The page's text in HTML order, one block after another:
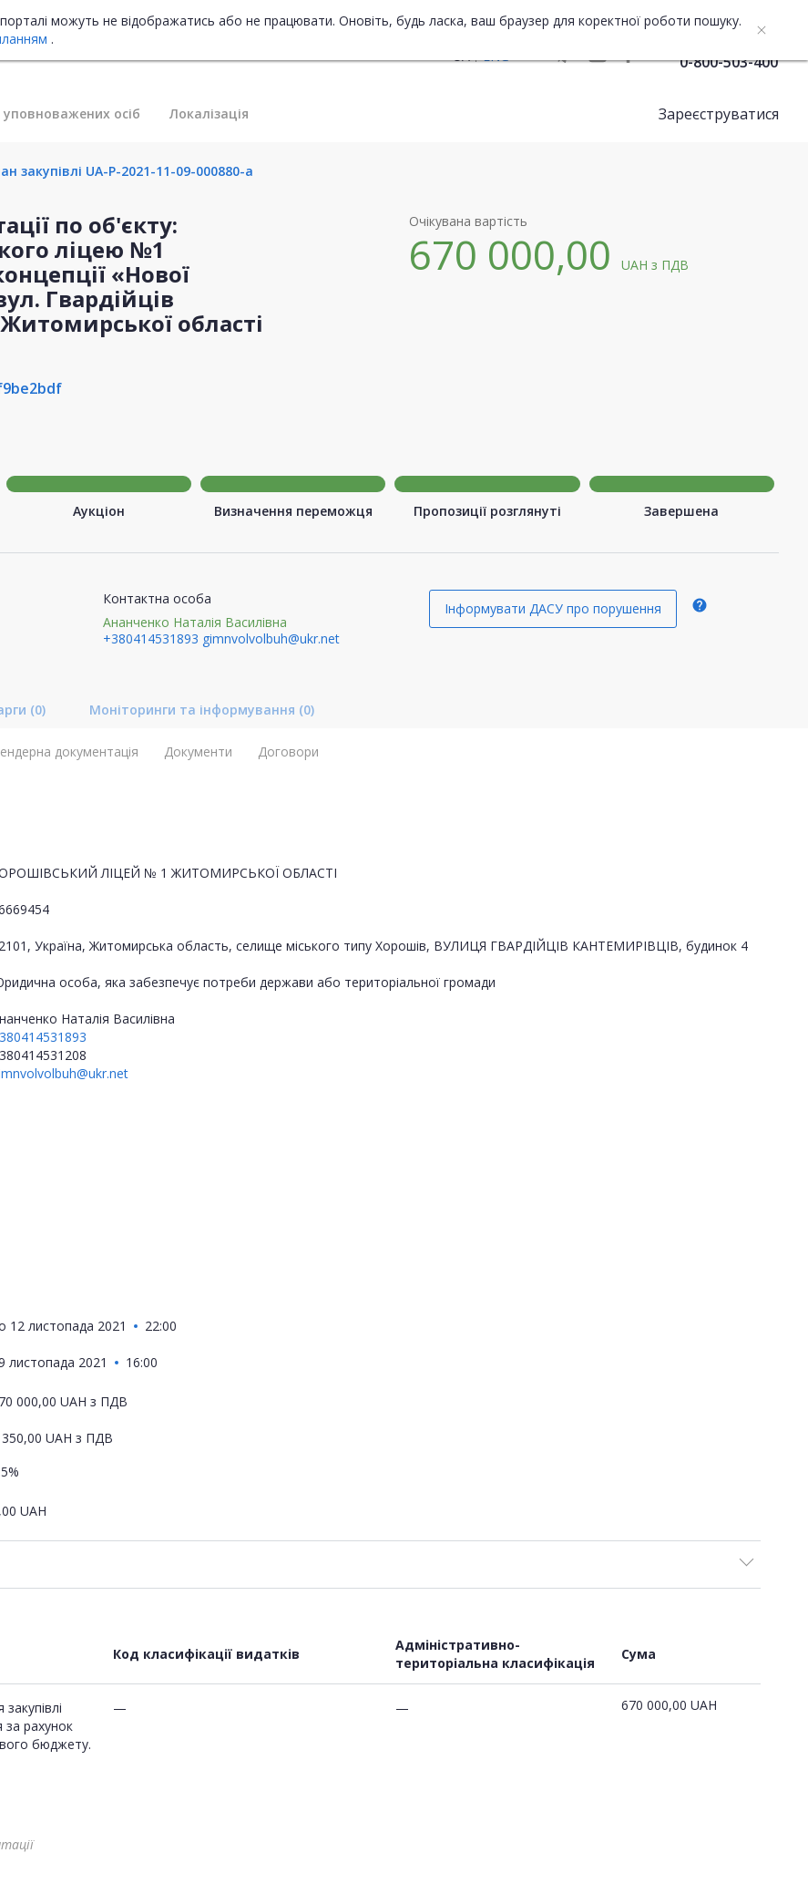
можуть не відображатись або не працювати. Оновіть, будь ласка, ваш браузер для коректної роботи пошуку.
.
UA
ENG 0-800-503-400
осіб Локалізація Зареєструватися
закупівлі UA-P-2021-11-09-000880-a
по об'єкту:
ліцею №1
«Нової
Гвардійців
області
Очікувана вартість
670 000,00UAHз ПДВ
Аукціон Визначення переможця Пропозиції розглянуті Завершена
Контактна особа
Ананченко Наталія Василівна
+380414531893 gimnvolvolbuh@ukr.net
Інформувати ДАСУ про порушення help
(0) Моніторинги та інформування (0)
документація Документи Договори
ЛІЦЕЙ № 1 ЖИТОМИРСЬКОЇ ОБЛАСТІ
Україна, Житомирська область, селище міського типу Хорошів, ВУЛИЦЯ ГВАРДІЙЦІВ КАНТЕМИРІВЦІВ, будинок 4
особа, яка забезпечує потреби держави або територіальної громади
Наталія Василівна
12 листопада 2021 22:00
листопада 2021 16:00
000,00 UAH з ПДВ
UAH з ПДВ
UAH
Код класифікації видатків
Адміністративно-
територіальна класифікація
Сума
за рахунок
бюджету.
— — 670 000,00 UAH